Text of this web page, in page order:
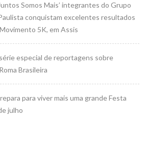
Somos Mais’ integrantes do Grupo
conquistam excelentes resultados
5K, em Assis
especial de reportagens sobre
Brasileira
para viver mais uma grande Festa
julho